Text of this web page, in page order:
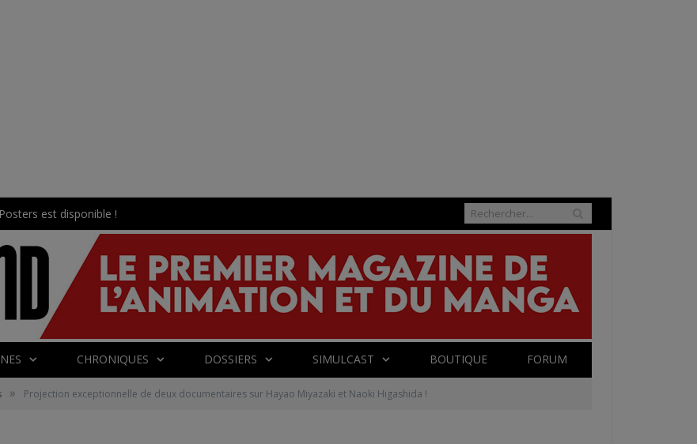
est disponible !
CHRONIQUES DOSSIERS SIMULCAST BOUTIQUE FORUM
» Projection exceptionnelle de deux documentaires sur Hayao Miyazaki et Naoki Higashida !